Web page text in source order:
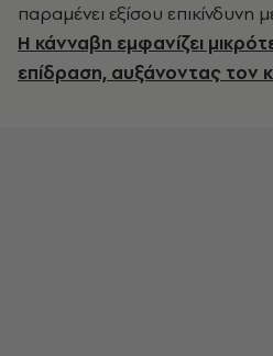
παραμένει εξίσου επικίνδυνη
Η κάνναβη εμφανίζει
επίδραση, αυξάνοντας τον